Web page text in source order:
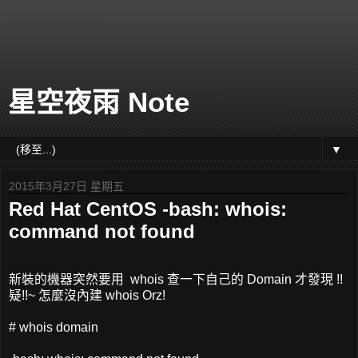
星空夜雨 Note
▼
2015年3月27日 星期五
Red Hat CentOS -bash: whois:
command not found
新裝的機器突然要用 whois 查一下自己的 Domain 才發現 !!
疑!!~ 怎麼沒內建 whois Orz!
# whois domain